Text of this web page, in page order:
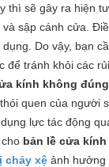
thì sẽ gây ra hiện
sập cánh cửa.
Do vậy, bạn
để tránh khỏi các
kính không
quen của người
lực tác động
bản lề cửa kính
chảy xệ ảnh hưởng